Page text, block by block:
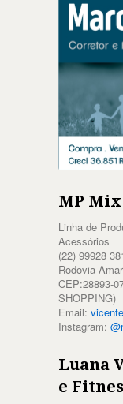
MP
Linha de
Acessórios
(22) 99928
Rodovia
CEP:28893-
SHOPPING)
Email:
Instagram:
Luana
e